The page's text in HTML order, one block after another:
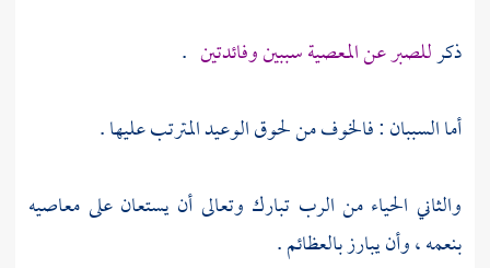
ذكرللصبر عن المعصية سببين وفائدتين .
أما السببان : فالخوف من لحوق الوعيد المترتب عليها .
والثاني الحياء من الرب تبارك وتعالى أن يستعان على معاصيه
بنعمه ، وأن يبارز بالعظائم .